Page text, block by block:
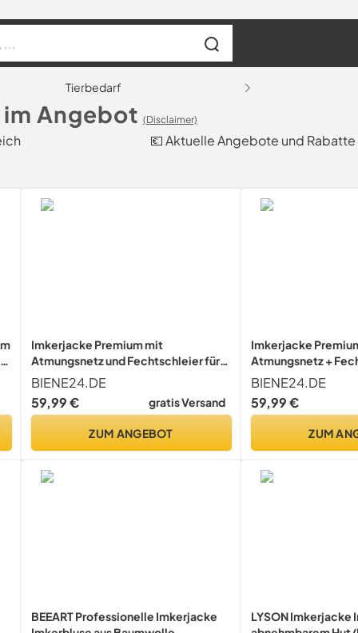
Tierbedarf
Angebot (Disclaimer)
💶 Aktuelle Angebote und Rabatte
Imkerjacke Premium mit
Atmungsnetz und Fechtschleier für
Bienen Wespen Insekten Imkerei
Stichschutz, XL · weiß
BIENE24.DE
59,99 €
gratis Versand
ZUM ANGEBOT
Imkerjacke
Atmungsnetz +
Bienen Wespen
Stichschutz
XXL XXXL, L · braun
BIENE24.DE
59,99 €
ZUM
BEEART Professionelle Imkerjacke
LYSON Imkerjacke